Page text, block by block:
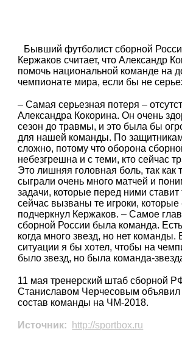
Бывший футболист сборной
Кержаков считает, что Александр
помочь национальной команде на
чемпионате мира, если бы не
– Самая серьезная потеря –
Александра Кокорина. Он очень
сезон до травмы, и это была бы
для нашей команды. По
сложно, потому что оборона
небезгрешна и с теми, кто сейчас
Это лишняя головная боль, так как
сыграли очень много матчей и
задачи, которые перед ними
сейчас вызваны те игроки, которые
подчеркнул Кержаков. – Самое
сборной России была команда.
когда много звезд, но нет
ситуации я бы хотел, чтобы на
было звезд, но была команда-
11 мая тренерский штаб сборной
Станиславом Черчесовым
состав команды на ЧМ-2018.
Источник: http://sportbox.ru